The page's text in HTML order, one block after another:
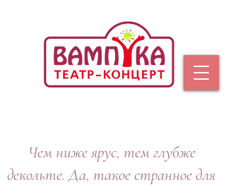
Чем ниже ярус, тем глубже
декольте. Да, такое странное для